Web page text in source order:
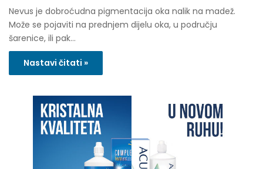
Nevus je dobroćudna pigmentacija oka nalik na madež.
Može se pojaviti na prednjem dijelu oka, u području
šarenice, ili pak…
Nastavi čitati »